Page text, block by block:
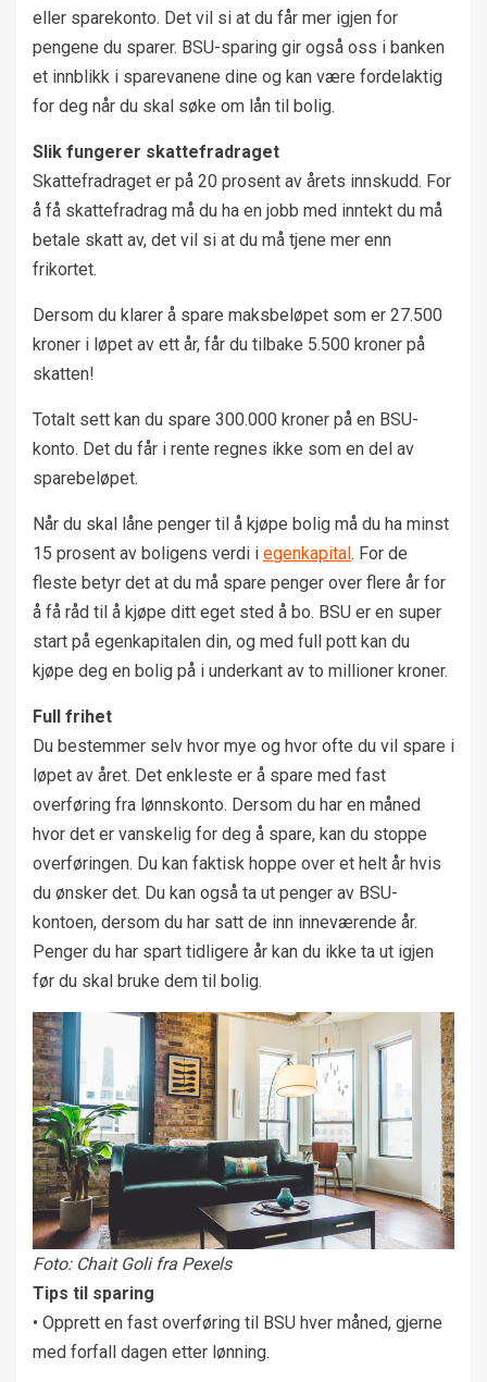
eller sparekonto. Det vil si at du får mer igjen for
pengene du sparer. BSU-sparing gir også oss i banken
et innblikk i sparevanene dine og kan være fordelaktig
for deg når du skal søke om lån til bolig.
Slik fungerer skattefradraget
Skattefradraget er på 20 prosent av årets innskudd. For
å få skattefradrag må du ha en jobb med inntekt du må
betale skatt av, det vil si at du må tjene mer enn
frikortet.
Dersom du klarer å spare maksbeløpet som er 27.500
kroner i løpet av ett år, får du tilbake 5.500 kroner på
skatten!
Totalt sett kan du spare 300.000 kroner på en BSU-
konto. Det du får i rente regnes ikke som en del av
sparebeløpet.
Når du skal låne penger til å kjøpe bolig må du ha minst
15 prosent av boligens verdi i egenkapital. For de
fleste betyr det at du må spare penger over flere år for
å få råd til å kjøpe ditt eget sted å bo. BSU er en super
start på egenkapitalen din, og med full pott kan du
kjøpe deg en bolig på i underkant av to millioner kroner.
Full frihet
Du bestemmer selv hvor mye og hvor ofte du vil spare i
løpet av året. Det enkleste er å spare med fast
overføring fra lønnskonto. Dersom du har en måned
hvor det er vanskelig for deg å spare, kan du stoppe
overføringen. Du kan faktisk hoppe over et helt år hvis
du ønsker det. Du kan også ta ut penger av BSU-
kontoen, dersom du har satt de inn inneværende år.
Penger du har spart tidligere år kan du ikke ta ut igjen
før du skal bruke dem til bolig.
Foto: Chait Goli fra Pexels
Tips til sparing
• Opprett en fast overføring til BSU hver måned, gjerne
med forfall dagen etter lønning.